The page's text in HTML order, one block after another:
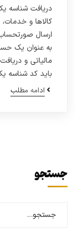
دریافت شناسه
کالاها و خدمات،
ارسال
به عنوان یک
باید کد شناسه
ادامه مطلب
جستجو